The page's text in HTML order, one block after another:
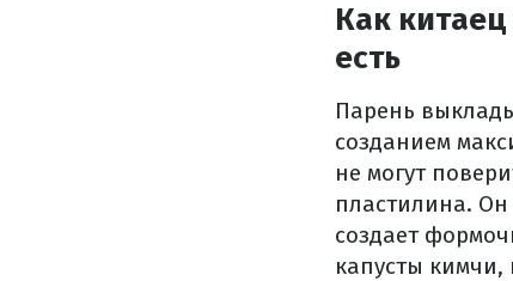
Как
есть
Парень
созданием
не могут
пластилина.
создает
капусты